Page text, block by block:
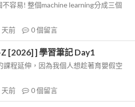
容易! 整個machine learning分成三個
天前 0個留言
[2026] ] 學習筆記 Day1
課程延伸，因為我個人想趁著育嬰假空
天前 0個留言